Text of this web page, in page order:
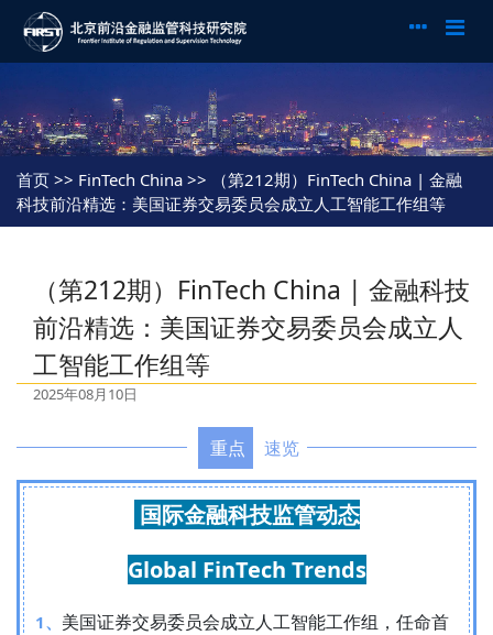
首页 >> FinTech China >> （第212期）FinTech China | 金融
科技前沿精选：美国证券交易委员会成立人工智能工作组等
（第212期）FinTech China | 金融科技
前沿精选：美国证券交易委员会成立人
工智能工作组等
2025年08月10日
重点 速览
国际金融科技监管动态
Global FinTech Trends
1、 美国证券交易委员会成立人工智能工作组，任命首